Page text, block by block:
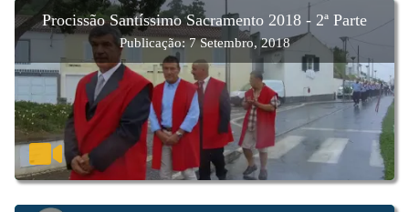
Procissão Santíssimo Sacramento 2018 - 2ª Parte
Publicação: 7 Setembro, 2018